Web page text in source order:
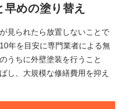
めの塗り替え
見られたら放置しないことで
年を目安に専門業者による無
うちに外壁塗装を行うこと
し、大規模な修繕費用を抑え